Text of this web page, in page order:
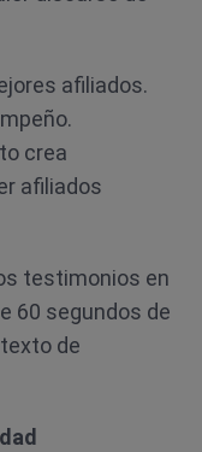
afiliados.
crea
afiliados
testimonios en
60 segundos de
de